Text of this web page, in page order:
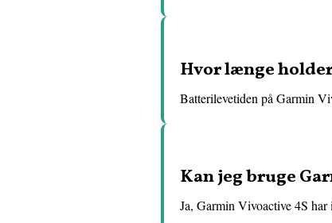
Hvor længe
Batterilevetiden på Garmin
Kan jeg bruge
Ja, Garmin Vivoactive 4S